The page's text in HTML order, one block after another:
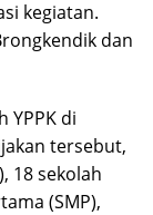
kegiatan.
dan
YPPK di
tersebut,
18 sekolah
(SMP),